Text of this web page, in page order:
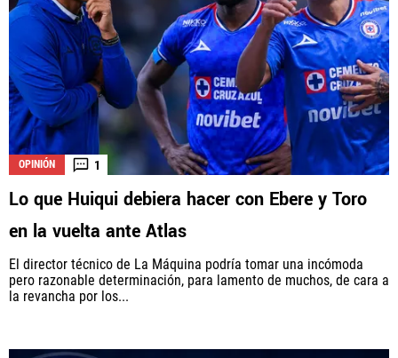
OPINIÓN 1
Lo que Huiqui debiera hacer con Ebere y Toro
en la vuelta ante Atlas
El director técnico de La Máquina podría tomar una incómoda
pero razonable determinación, para lamento de muchos, de cara a
la revancha por los...